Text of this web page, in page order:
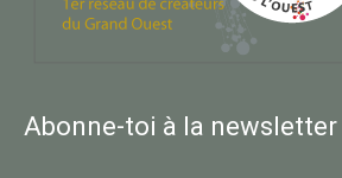
Abonne-toi à la newsletter